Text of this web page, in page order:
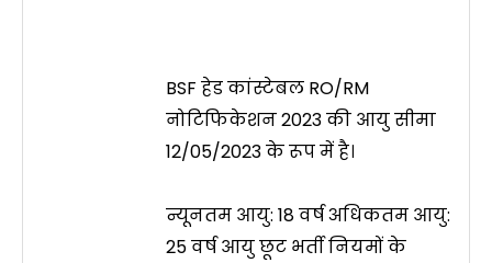
BSF हेड कांस्टेबल RO/RM
नोटिफिकेशन 2023 की आयु सीमा
12/05/2023 के रूप में है।
न्यूनतम आयु: 18 वर्ष अधिकतम आयु:
25 वर्ष आयु छूट भर्ती नियमों के